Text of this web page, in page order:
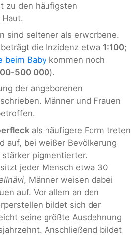
zu den häufigsten
sind seltener als erworbene.
die Inzidenz etwa 1:100;
beim Baby kommen noch
500 000).
der angeborenen
Männer und Frauen
als häufigere Form treten
auf, bei weißer Bevölkerung
pigmentierter.
jeder Mensch etwa 30
, Männer weisen dabei
auf. Vor allem an den
bildet sich der
seine größte Ausdehnung
Anschließend bildet